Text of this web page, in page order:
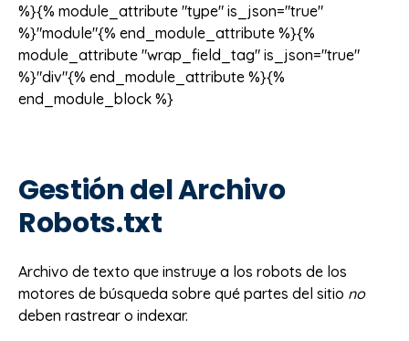
%}{% module_attribute "type" is_json="true"
%}"module"{% end_module_attribute %}{%
module_attribute "wrap_field_tag" is_json="true"
%}"div"{% end_module_attribute %}{%
end_module_block %}
Gestión del Archivo
Robots.txt
Archivo de texto que instruye a los robots de los
motores de búsqueda sobre qué partes del sitio no
deben rastrear o indexar.